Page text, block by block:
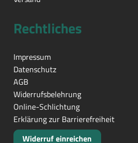
Rechtliches
Impressum
Datenschutz
AGB
Widerrufsbelehrung
Online-Schlichtung
Erklärung zur Barrierefreiheit
Widerruf einreichen